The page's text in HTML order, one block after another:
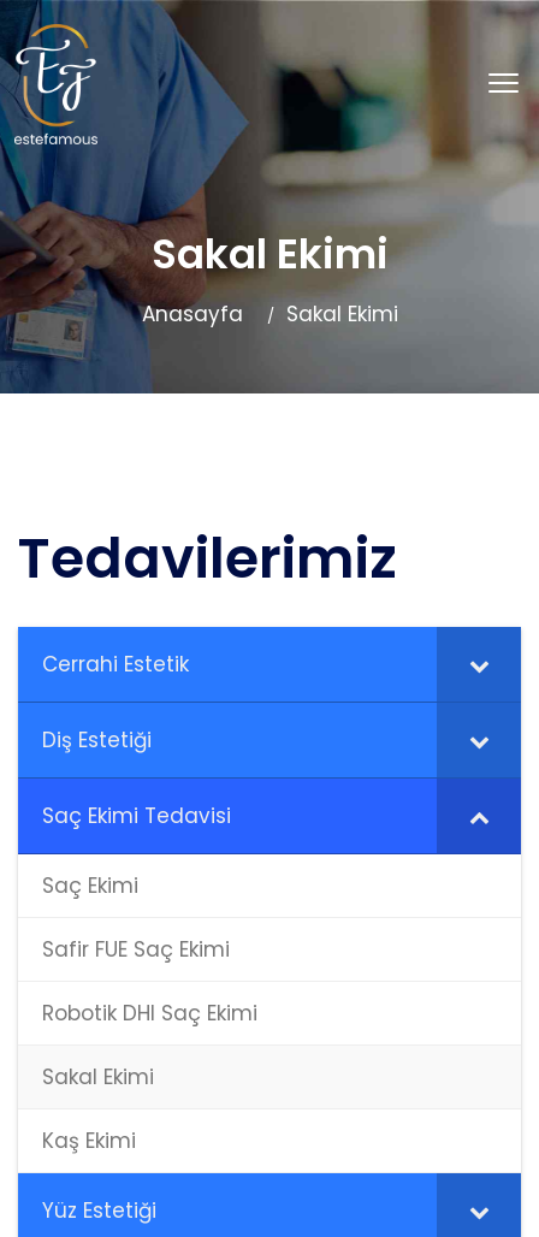
Sakal Ekimi
Anasayfa Sakal Ekimi
Tedavilerimiz
Cerrahi Estetik
Diş Estetiği
Saç Ekimi Tedavisi
Saç Ekimi
Safir FUE Saç Ekimi
Robotik DHI Saç Ekimi
Sakal Ekimi
Kaş Ekimi
Yüz Estetiği